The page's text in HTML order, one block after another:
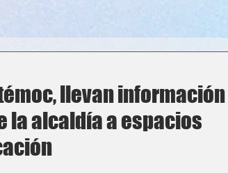
llevan información
la alcaldía a espacios